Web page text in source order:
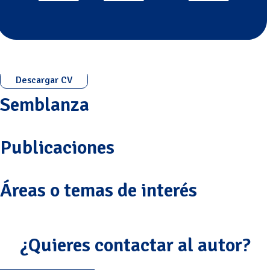
Descargar CV
Semblanza
Publicaciones
Áreas o temas de interés
¿Quieres contactar al autor?